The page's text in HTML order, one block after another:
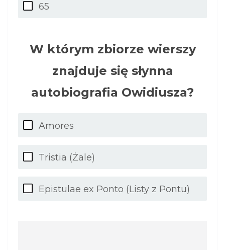
65
W którym zbiorze wierszy
znajduje się słynna
autobiografia Owidiusza?
Amores
Tristia (Żale)
Epistulae ex Ponto (Listy z Pontu)